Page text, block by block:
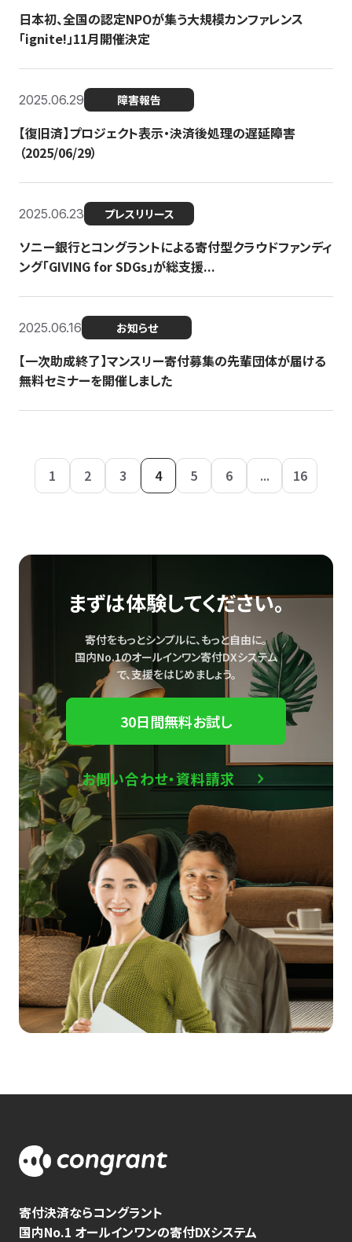
日本初、全国の認定NPOが集う大規模カンファレンス
「ignite!」11月開催決定
2025.06.29 障害報告
【復旧済】プロジェクト表示・決済後処理の遅延障害
（2025/06/29）
2025.06.23 プレスリリース
ソニー銀行とコングラントによる寄付型クラウドファンディ
ング「GIVING for SDGs」が総支援...
2025.06.16 お知らせ
【一次助成終了】マンスリー寄付募集の先輩団体が届ける
無料セミナーを開催しました
1 2 3 4 5 6 ... 16
まずは体験してください。
寄付をもっとシンプルに、もっと自由に。
国内No.1のオールインワン寄付DXシステム
で、支援をはじめましょう。
30日間無料お試し
お問い合わせ・資料請求
寄付決済ならコングラント
国内No.1 オールインワンの寄付DXシステム